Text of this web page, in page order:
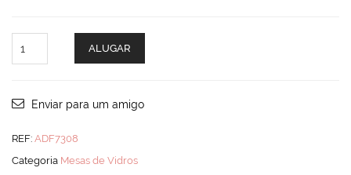
Mesa
quantity
ALUGAR
Enviar para um amigo
REF: ADF7308
Categoria Mesas de Vidros